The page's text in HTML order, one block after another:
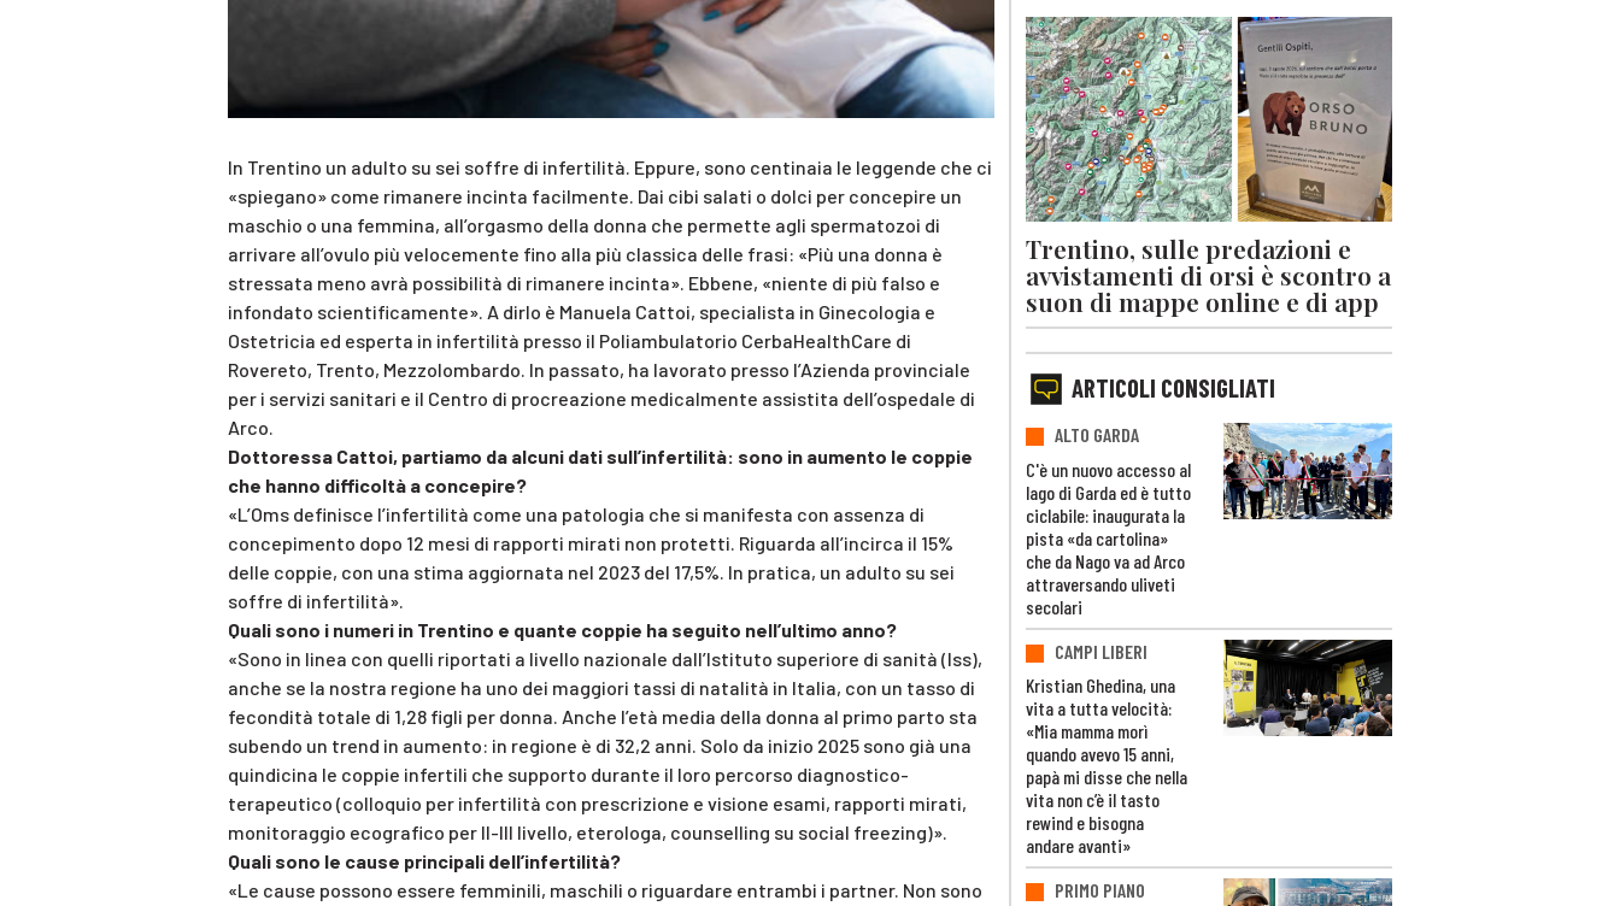
In Trentino un adulto su sei soffre di infertilità. Eppure, sono centinaia le leggende che ci
«spiegano» come rimanere incinta facilmente. Dai cibi salati o dolci per concepire un
maschio o una femmina, all’orgasmo della donna che permette agli spermatozoi di
arrivare all’ovulo più velocemente fino alla più classica delle frasi: «Più una donna è
stressata meno avrà possibilità di rimanere incinta». Ebbene, «niente di più falso e
infondato scientificamente». A dirlo è Manuela Cattoi, specialista in Ginecologia e
Ostetricia ed esperta in infertilità presso il Poliambulatorio CerbaHealthCare di
Rovereto, Trento, Mezzolombardo. In passato, ha lavorato presso l’Azienda provinciale
per i servizi sanitari e il Centro di procreazione medicalmente assistita dell’ospedale di
Arco.
Dottoressa Cattoi, partiamo da alcuni dati sull’infertilità: sono in aumento le coppie
che hanno difficoltà a concepire?
«L’Oms definisce l’infertilità come una patologia che si manifesta con assenza di
concepimento dopo 12 mesi di rapporti mirati non protetti. Riguarda all’incirca il 15%
delle coppie, con una stima aggiornata nel 2023 del 17,5%. In pratica, un adulto su sei
soffre di infertilità».
Quali sono i numeri in Trentino e quante coppie ha seguito nell’ultimo anno?
«Sono in linea con quelli riportati a livello nazionale dall’Istituto superiore di sanità (Iss),
anche se la nostra regione ha uno dei maggiori tassi di natalità in Italia, con un tasso di
fecondità totale di 1,28 figli per donna. Anche l’età media della donna al primo parto sta
subendo un trend in aumento: in regione è di 32,2 anni. Solo da inizio 2025 sono già una
quindicina le coppie infertili che supporto durante il loro percorso diagnostico-
terapeutico (colloquio per infertilità con prescrizione e visione esami, rapporti mirati,
monitoraggio ecografico per II-III livello, eterologa, counselling su social freezing)».
Quali sono le cause principali dell’infertilità?
«Le cause possono essere femminili, maschili o riguardare entrambi i partner. Non sono
Trentino, sulle predazioni e
avvistamenti di orsi è scontro a
suon di mappe online e di app
ARTICOLI CONSIGLIATI
ALTO GARDA
C'è un nuovo accesso al
lago di Garda ed è tutto
ciclabile: inaugurata la
pista «da cartolina»
che da Nago va ad Arco
attraversando uliveti
secolari
CAMPI LIBERI
Kristian Ghedina, una
vita a tutta velocità:
«Mia mamma morì
quando avevo 15 anni,
papà mi disse che nella
vita non c’è il tasto
rewind e bisogna
andare avanti»
PRIMO PIANO